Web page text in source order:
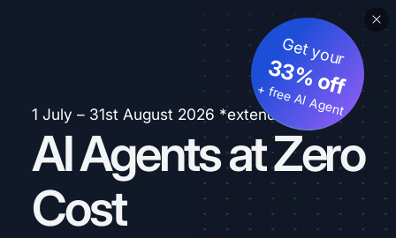
1 July – 31st August 2026 *extended
AI Agents at Zero
Cost
Get your
33% off
+ free AI Agent